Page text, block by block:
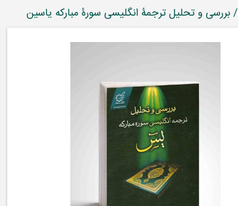
/ بررسی و تحلیل ترجمۀ انگلیسی سورۀ مبارکه یاسین